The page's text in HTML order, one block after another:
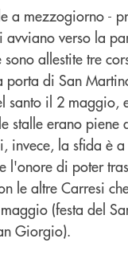
a mezzogiorno -
verso la
allestite tre
di San
santo il 2 maggio,
stalle erano
la sfida è
di poter
le altre Carresi
(festa del
Giorgio).